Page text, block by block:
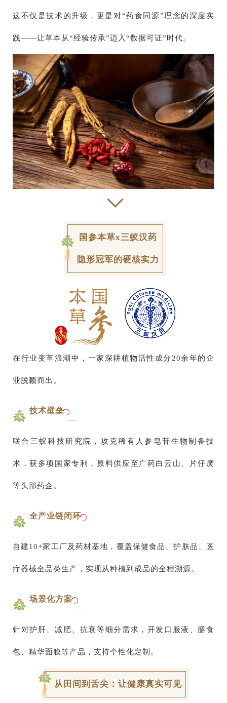
这不仅是技术的升级，更是对“药食同源”理念的深度实
践——让草本从“经验传承”迈入“数据可证”时代。
国参本草x三蚁汉药
隐形冠军的硬核实力
在行业变革浪潮中，一家深耕植物活性成分20余年的企
业脱颖而出。
技术壁垒
联合三蚁科技研究院，攻克稀有人参皂苷生物制备技
术，获多项国家专利，原料供应至广药白云山、片仔癀
等头部药企。
全产业链闭环
自建10+家工厂及药材基地，覆盖保健食品、护肤品、医
疗器械全品类生产，实现从种植到成品的全程溯源。
场景化方案
针对护肝、减肥、抗衰等细分需求，开发口服液、膳食
包、精华面膜等产品，支持个性化定制。
从田间到舌尖：让健康真实可见